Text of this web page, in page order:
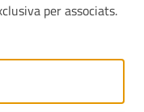
per associats.